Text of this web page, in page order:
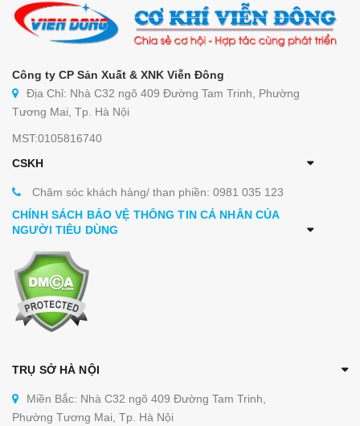
Công ty CP Sản Xuất & XNK Viễn Đông
Địa Chỉ: Nhà C32 ngõ 409 Đường Tam Trinh, Phường
Tương Mai, Tp. Hà Nội
MST:0105816740
CSKH
Chăm sóc khách hàng/ than phiền: 0981 035 123
CHÍNH SÁCH BẢO VỆ THÔNG TIN CÁ NHÂN CỦA
NGƯỜI TIÊU DÙNG
TRỤ SỞ HÀ NỘI
Miền Bắc: Nhà C32 ngõ 409 Đường Tam Trinh,
Phường Tương Mai, Tp. Hà Nội